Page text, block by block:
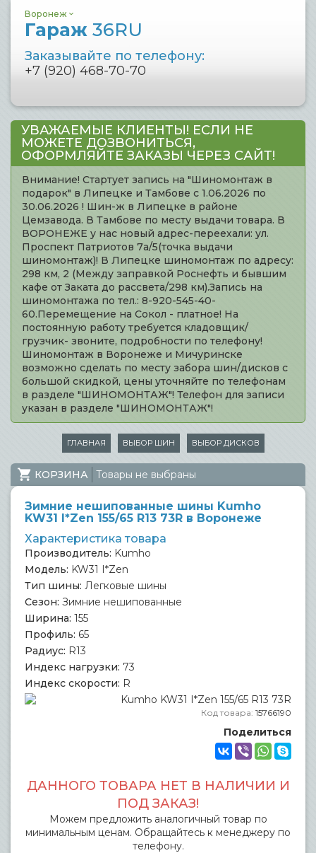
Воронеж
Гараж 36RU
Заказывайте по телефону:
+7 (920) 468-70-70
УВАЖАЕМЫЕ КЛИЕНТЫ! ЕСЛИ НЕ
МОЖЕТЕ ДОЗВОНИТЬСЯ,
ОФОРМЛЯЙТЕ ЗАКАЗЫ ЧЕРЕЗ САЙТ!
Внимание! Стартует запись на "Шиномонтаж в
подарок" в Липецке и Тамбове с 1.06.2026 по
30.06.2026 ! Шин-ж в Липецке в районе
Цемзавода. В Тамбове по месту выдачи товара. В
ВОРОНЕЖЕ у нас новый адрес-переехали: ул.
Проспект Патриотов 7а/5(точка выдачи
шиномонтаж)! В Липецке шиномонтаж по адресу:
298 км, 2 (Между заправкой Роснефть и бывшим
кафе от Заката до рассвета/298 км).Запись на
шиномонтажа по тел.: 8-920-545-40-
60.Перемещение на Сокол - платное! На
постоянную работу требуется кладовщик/
грузчик- звоните, подробности по телефону!
Шиномонтаж в Воронеже и Мичуринске
возможно сделать по месту забора шин/дисков с
большой скидкой, цены уточняйте по телефонам
в разделе "ШИНОМОНТАЖ"! Телефон для записи
указан в разделе "ШИНОМОНТАЖ"!
ГЛАВНАЯ ВЫБОР ШИН ВЫБОР ДИСКОВ
КОРЗИНА Товары не выбраны
Зимние нешипованные шины Kumho
KW31 I*Zen 155/65 R13 73R в Воронеже
Характеристика товара
Производитель: Kumho
Модель: KW31 I*Zen
Тип шины: Легковые шины
Сезон: Зимние нешипованные
Ширина: 155
Профиль: 65
Радиус: R13
Индекс нагрузки: 73
Индекс скорости: R
Код товара: 15766190
Поделиться
ДАННОГО ТОВАРА НЕТ В НАЛИЧИИ И
ПОД ЗАКАЗ!
Можем предложить аналогичный товар по
минимальным ценам. Обращайтесь к менеджеру по
телефону.